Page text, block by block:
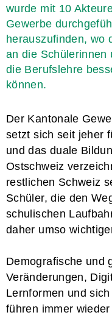
wurde mit 10
Gewerbe
herauszufinden, wo
an die Schülerinnen
die Berufslehre
können.
Der Kantonale
setzt sich seit jeher
und das duale
Ostschweiz
restlichen Schweiz
Schüler, die den
schulischen
daher umso
Demografische und
Veränderungen,
Lernformen und
führen immer